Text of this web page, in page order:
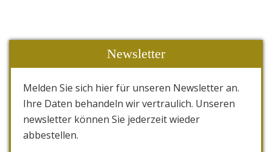
Newsletter
Melden Sie sich hier für unseren Newsletter an.
Ihre Daten behandeln wir vertraulich. Unseren
newsletter können Sie jederzeit wieder
abbestellen.